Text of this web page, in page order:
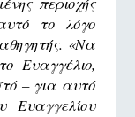
το λόγο
«Να
Ευαγγέλιο,
– για αυτό
Ευαγγελίου